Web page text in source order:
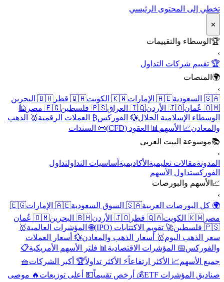
تخطي إلى المحتوى الرئيسي
✕
🏆 الوسطاء والتقييمات
›
🏆 تقييم شركات التداول
🌍 المنصات
›
🇸🇦 السعودية
🇦🇪 الإمارات 🇰🇼 الكويت 🇶🇦 قطر
🇧🇭 البحرين
🇴🇲 عُمان
🇯🇴 الأردن 🇮🇶 العراق 🇵🇸 فلسطين 🇪🇬 مصر
🕌
الوسطاء الإسلامية الحلال💱 الفوركس₿ العملات الرقمية🥇 الذهب
والمعادن📈 الأسهم 📊 العقود (CFD)
📜 السندات
📚موسوعة البيت العربي
›
المدونةمقالات تعليمية الأكاديمية أساسيات التداولتداول
الفوركستداول الأسهم
📈 الأسهم والبورصات
›
🌍 كل البورصات العربية🇸🇦 السوق السعودية 🇦🇪 الإمارات
🇪🇬
مصر 🇰🇼 الكويت 🇶🇦 قطر 🇯🇴 الأردن 🇧🇭 البحرين
🇴🇲 عُمان
🇵🇸 فلسطين
🚀 تقويم الاكتتابات (IPO) 🌐 المؤشرات العالمية🥇
سعر الذهب اليوم🥇 أسعار الذهب والمعادن💱 أسعار العملات
والفوركس📅 المؤشرات الاقتصادية 📊 فلتر الأسهم الأمريكية📋
جميع الأسهم📈 الأكثر ارتفاعاً⚡ الأكثر تداولاً🏆 أكبر الشركات🧺
صناديق المؤشرات ETF
💰 أرخص تقييماً💵 أعلى توزيعات 🔥 موصى